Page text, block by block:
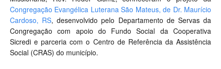
Congregação Evangélica Luterana São Mateus, de Dr. Maurício
Cardoso, RS, desenvolvido pelo Departamento de Servas da
Congregação com apoio do Fundo Social da Cooperativa
Sicredi e parceria com o Centro de Referência da Assistência
Social (CRAS) do município.